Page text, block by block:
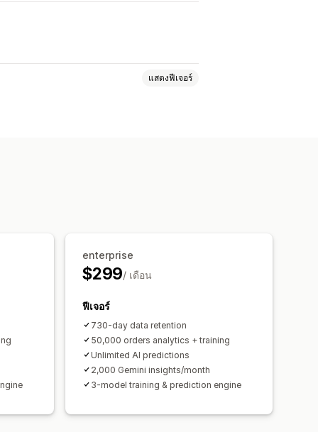
แสดงฟีเจอร์
enterprise
$299/ เดือน
ฟีเจอร์
730-day data retention
50,000 orders analytics + training
Unlimited AI predictions
2,000 Gemini insights/month
3-model training & prediction engine